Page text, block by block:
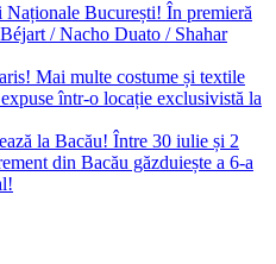
Naționale București! În premieră
/ Nacho Duato / Shahar
Mai multe costume și textile
într-o locație exclusivistă la
la Bacău! Între 30 iulie și 2
din Bacău găzduiește a 6-a